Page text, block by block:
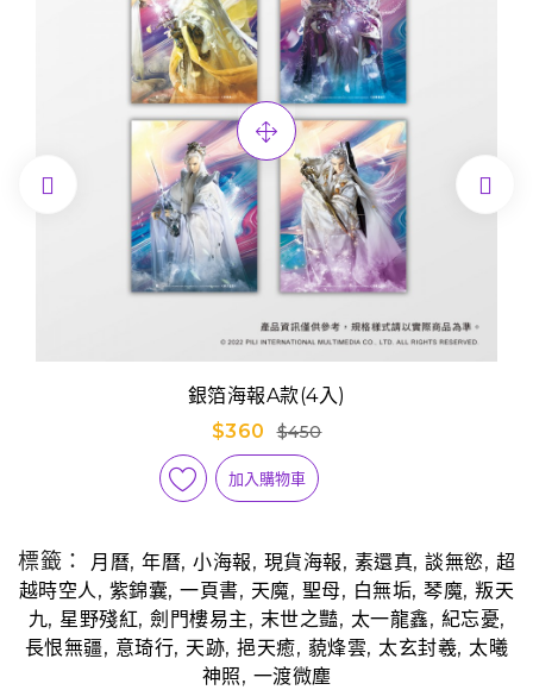
銀箔海報A款(4入)
$360
$450
加入購物車
 
標籤： 月曆, 年曆, 小海報, 現貨海報, 素還真, 談無慾, 超
越時空人, 紫錦囊,一頁書, 天魔, 聖母, 白無垢,琴魔,叛天
九, 星野殘紅, 劍門樓易主, 末世之豔, 太一龍鑫, 紀忘憂,
長恨無疆, 意琦行, 天跡,挹天癒, 藐烽雲, 太玄封羲, 太曦
神照, 一渡微塵